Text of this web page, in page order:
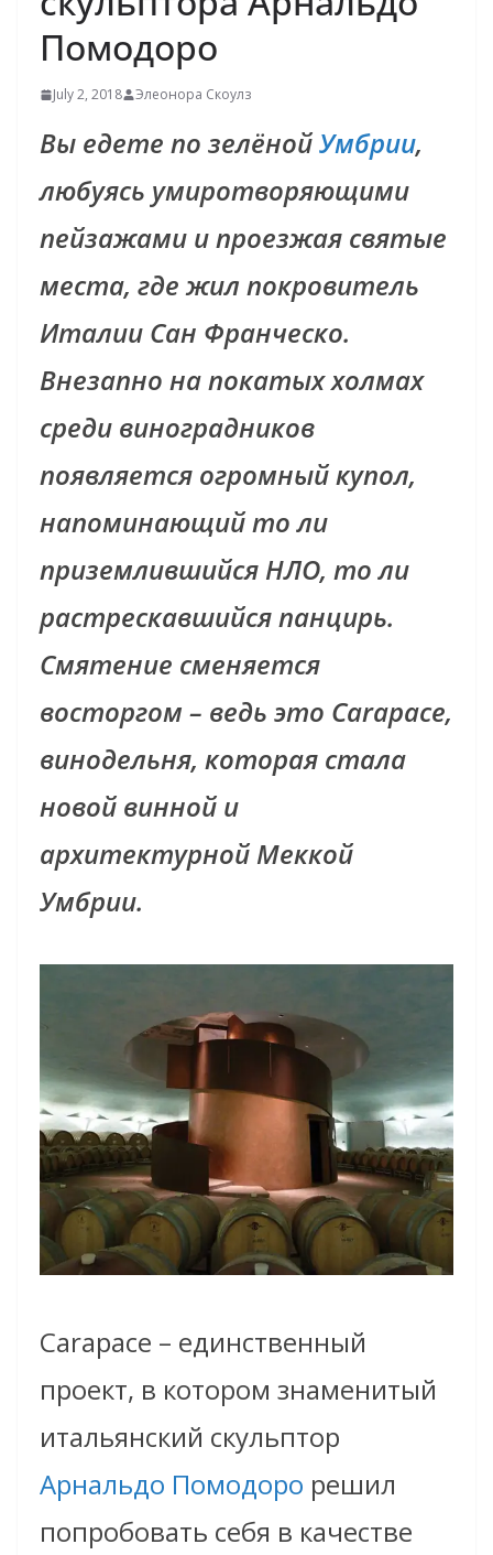
Помодоро
July 2, 2018 Элеонора Скоулз
Вы едете по зелёнойУмбрии,
любуясь умиротворяющими
пейзажами и проезжая святые
места, где жил покровитель
Италии Сан Франческо.
Внезапно на покатых холмах
среди виноградников
появляется огромный купол,
напоминающий то ли
приземлившийся НЛО, то ли
растрескавшийся панцирь.
Смятение сменяется
восторгом – ведь это Carapace,
винодельня, которая стала
новой винной и
архитектурной Меккой
Умбрии.
Carapace – единственный
проект, в котором знаменитый
итальянский скульптор
Арнальдо Помодоро решил
попробовать себя в качестве